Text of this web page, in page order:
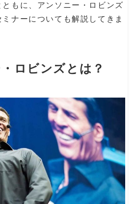
ともに、アンソニー・ロビンズ
ナーについても解説してきま
ロビンズとは？